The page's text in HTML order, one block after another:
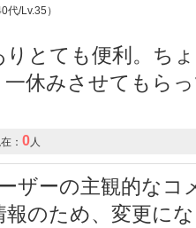
/Lv.35）
とても便利。ち
一休みさせてもら
： 0 人
ザーの主観的なコ
報のため、変更に